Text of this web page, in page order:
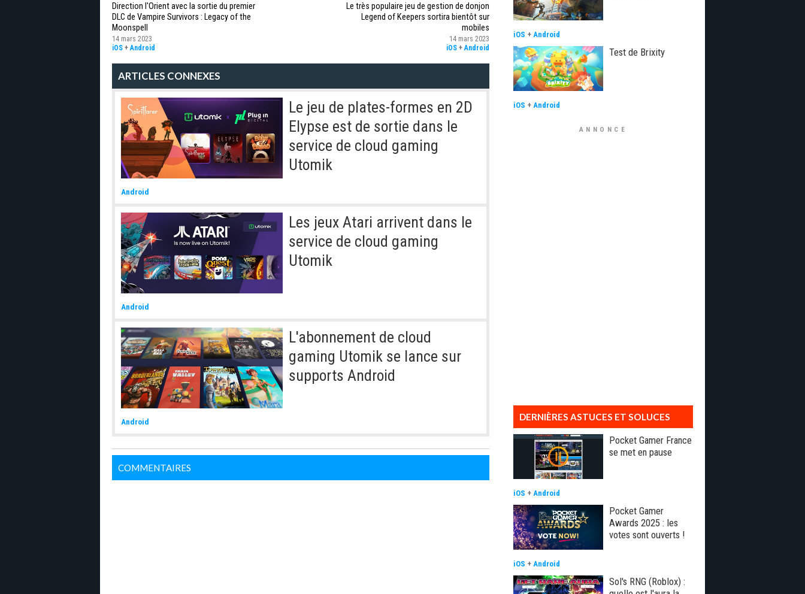
Direction l'Orient avec la sortie du premier
DLC de Vampire Survivors : Legacy of the
Moonspell
14 mars 2023
iOS + Android
Le très populaire jeu de gestion de donjon
Legend of Keepers sortira bientôt sur
mobiles
14 mars 2023
iOS + Android
ARTICLES CONNEXES
Le jeu de plates-formes en 2D
Elypse est de sortie dans le
service de cloud gaming
Utomik
Android
Les jeux Atari arrivent dans le
service de cloud gaming
Utomik
Android
L'abonnement de cloud
gaming Utomik se lance sur
supports Android
Android
COMMENTAIRES
iOS + Android
Test de Brixity
iOS + Android
ANNONCE
DERNIÈRES ASTUCES ET SOLUCES
Pocket Gamer France
se met en pause
iOS + Android
Pocket Gamer
Awards 2025 : les
votes sont ouverts !
iOS + Android
Sol's RNG (Roblox) :